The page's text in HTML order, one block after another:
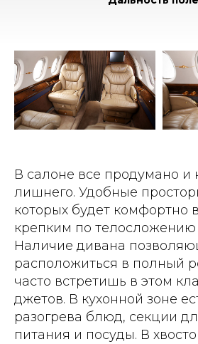
В салоне все продумано и
лишнего. Удобные
которых будет комфортно
крепким по
Наличие дивана
расположиться в полный
часто встретишь в этом
джетов. В кухонной зоне
разогрева блюд, секции
питания и посуды. В